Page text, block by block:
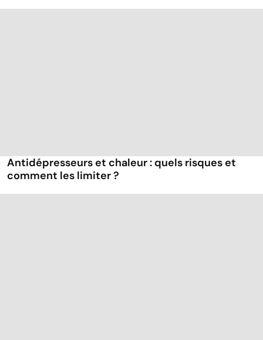
Antidépresseurs et chaleur : quels risques et
comment les limiter ?